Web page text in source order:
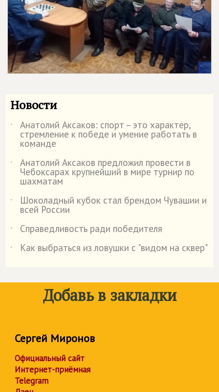
Новости
˙ Анатолий Аксаков: спорт – это характер,
стремление к победе и умение работать в
команде
˙
Анатолий Аксаков предложил провести в
Чебоксарах крупнейший в мире турнир по
шахматам
˙
Шоколадный кубок стал брендом Чувашии и
всей России
˙
Справедливость ради победителя
˙
Как выбраться из ловушки с "видом на сквер"
Добавь в закладки
Сергей Миронов
Официальный сайт
Интернет-приёмная
Telegram